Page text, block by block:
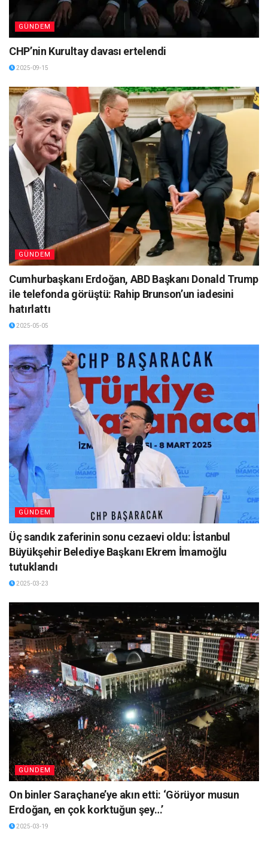
GÜNDEM
CHP’nin Kurultay davası ertelendi
2025-09-15
GÜNDEM
Cumhurbaşkanı Erdoğan, ABD Başkanı Donald Trump
ile telefonda görüştü: Rahip Brunson’un iadesini
hatırlattı
2025-05-05
GÜNDEM
Üç sandık zaferinin sonu cezaevi oldu: İstanbul
Büyükşehir Belediye Başkanı Ekrem İmamoğlu
tutuklandı
2025-03-23
GÜNDEM
On binler Saraçhane’ye akın etti: ‘Görüyor musun
Erdoğan, en çok korktuğun şey…’
2025-03-19